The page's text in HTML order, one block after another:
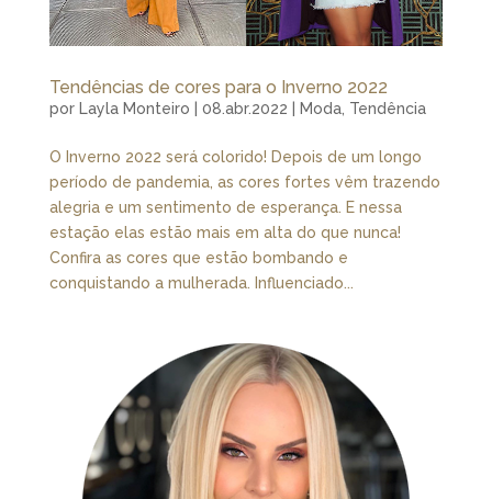
Tendências de cores para o Inverno 2022
por Layla Monteiro 08.abr.2022 Moda, Tendência
O Inverno 2022 será colorido! Depois de um longo
período de pandemia, as cores fortes vêm trazendo
alegria e um sentimento de esperança. E nessa
estação elas estão mais em alta do que nunca!
Confira as cores que estão bombando e
conquistando a mulherada. Influenciado...